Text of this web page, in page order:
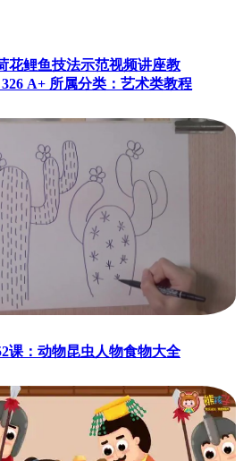
花鲤鱼技法示范视频讲座教
A+ 所属分类：艺术类教程
课：动物昆虫人物食物大全